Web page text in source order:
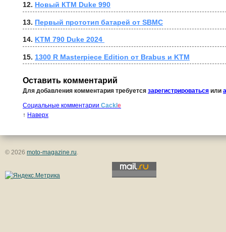
12. Новый КТМ Duke 990
13. Первый прототип батарей от SBMC
14. KTM 790 Duke 2024
15. 1300 R Masterpiece Edition от Brabus и KTM
Оставить комментарий
Для добавления комментария требуется зарегистрироваться или
Социальные комментарии Cackle
↑ Наверх
© 2026 moto-magazine.ru